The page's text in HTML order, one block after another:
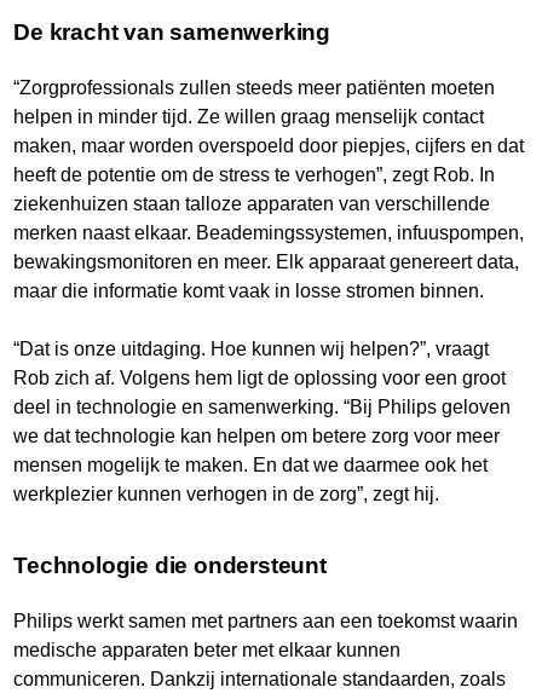
De kracht van samenwerking
“Zorgprofessionals zullen steeds meer patiënten moeten
helpen in minder tijd. Ze willen graag menselijk contact
maken, maar worden overspoeld door piepjes, cijfers en dat
heeft de potentie om de stress te verhogen”, zegt Rob. In
ziekenhuizen staan talloze apparaten van verschillende
merken naast elkaar. Beademingssystemen, infuuspompen,
bewakingsmonitoren en meer. Elk apparaat genereert data,
maar die informatie komt vaak in losse stromen binnen.
“Dat is onze uitdaging. Hoe kunnen wij helpen?”, vraagt
Rob zich af. Volgens hem ligt de oplossing voor een groot
deel in technologie en samenwerking. “Bij Philips geloven
we dat technologie kan helpen om betere zorg voor meer
mensen mogelijk te maken. En dat we daarmee ook het
werkplezier kunnen verhogen in de zorg”, zegt hij.
Technologie die ondersteunt
Philips werkt samen met partners aan een toekomst waarin
medische apparaten beter met elkaar kunnen
communiceren. Dankzij internationale standaarden, zoals